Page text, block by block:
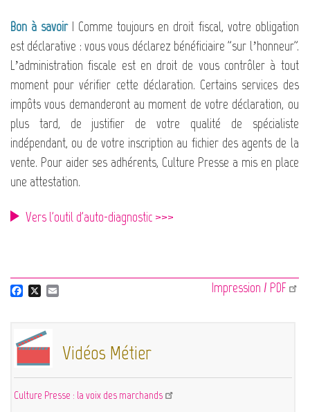
Bon à savoir| Comme toujours en droit fiscal, votre obligation
est déclarative : vous vous déclarez bénéficiaire "sur l’honneur".
L’administration fiscale est en droit de vous contrôler à tout
moment pour vérifier cette déclaration. Certains services des
impôts vous demanderont au moment de votre déclaration, ou
plus tard, de justifier de votre qualité de spécialiste
indépendant, ou de votre inscription au fichier des agents de la
vente. Pour aider ses adhérents, Culture Presse a mis en place
une attestation.
Vers l'outil d'auto-diagnostic >>>
Impression / PDF
b
o
o
k
Vidéos Métier
Culture Presse : la voix des marchands